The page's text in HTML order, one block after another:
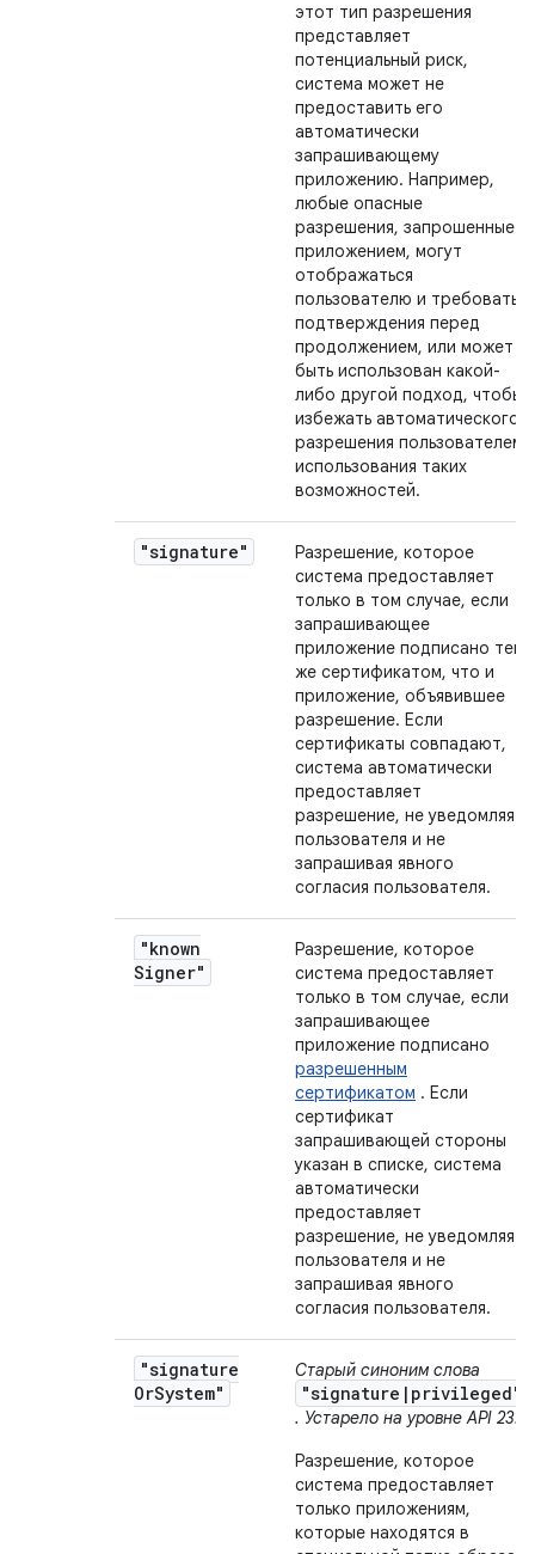
этот тип разрешения
представляет
потенциальный риск,
система может не
предоставить его
автоматически
запрашивающему
приложению. Например,
любые опасные
разрешения, запрошенные
приложением, могут
отображаться
пользователю и требовать
подтверждения перед
продолжением, или может
быть использован какой-
либо другой подход, чтобы
избежать автоматического
разрешения пользователем
использования таких
возможностей.
"signature"
Разрешение, которое
система предоставляет
только в том случае, если
запрашивающее
приложение подписано тем
же сертификатом, что и
приложение, объявившее
разрешение. Если
сертификаты совпадают,
система автоматически
предоставляет
разрешение, не уведомляя
пользователя и не
запрашивая явного
согласия пользователя.
"known
Signer"
Разрешение, которое
система предоставляет
только в том случае, если
запрашивающее
приложение подписано
разрешенным
сертификатом . Если
сертификат
запрашивающей стороны
указан в списке, система
автоматически
предоставляет
разрешение, не уведомляя
пользователя и не
запрашивая явного
согласия пользователя.
"signature
OrSystem"
Старый синоним слова
"signature|privileged"
. Устарело на уровне API 23.
Разрешение, которое
система предоставляет
только приложениям,
которые находятся в